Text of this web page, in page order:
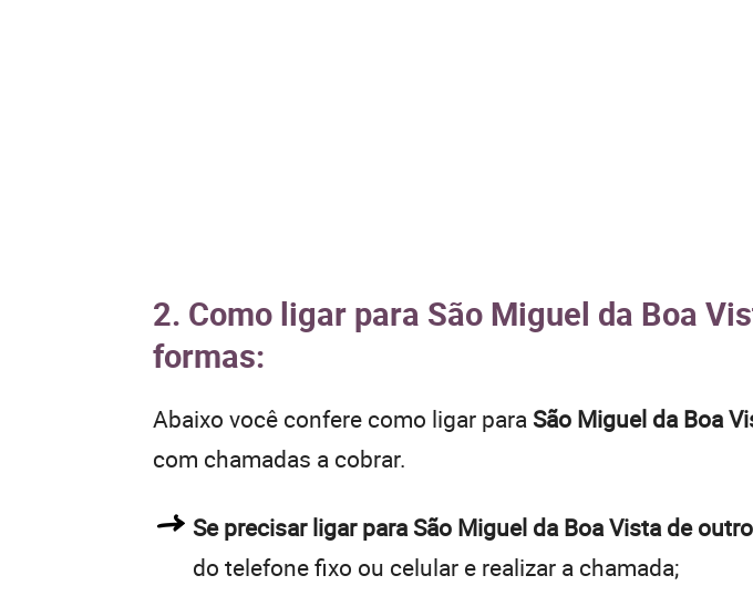
2. Como ligar para São Miguel da Boa
formas:
Abaixo você confere como ligar para São Miguel da Boa
com chamadas a cobrar.
Se precisar ligar para São Miguel da Boa Vista de
do telefone fixo ou celular e realizar a chamada;